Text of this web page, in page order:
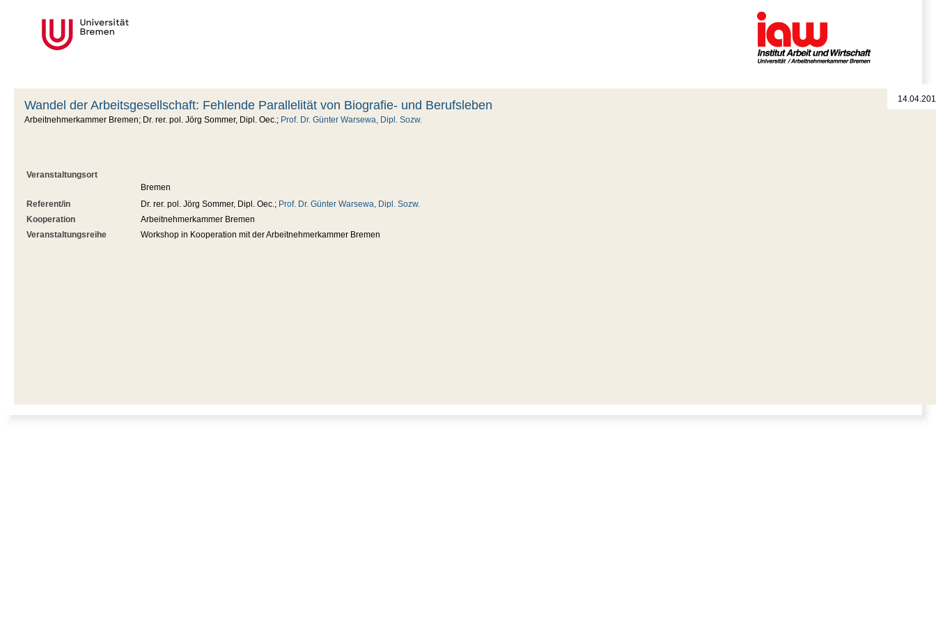
Wandel der Arbeitsgesellschaft: Fehlende Parallelität von Biografie- und Berufsleben
Arbeitnehmerkammer Bremen; Dr. rer. pol. Jörg Sommer, Dipl. Oec.; Prof. Dr. Günter Warsewa, Dipl. Sozw.
Veranstaltungsort
Bremen
Referent/in
Dr. rer. pol. Jörg Sommer, Dipl. Oec.; Prof. Dr. Günter Warsewa, Dipl. Sozw.
Kooperation
Arbeitnehmerkammer Bremen
Veranstaltungsreihe
Workshop in Kooperation mit der Arbeitnehmerkammer Bremen